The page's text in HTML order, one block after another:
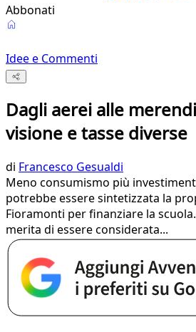
Abbonati
Idee e Commenti
Dagli aerei alle
visione e tasse diverse
di Francesco Gesualdi
Meno consumismo più
potrebbe essere sintetizzata la
Fioramonti per finanziare la
merita di essere considerata...